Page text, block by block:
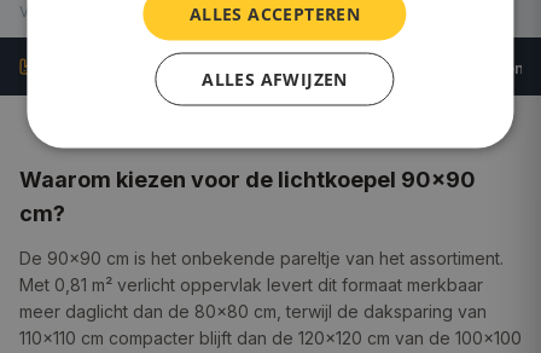
Verlicht oppervlak
0.81 m²
Direct van de fabrikant Gratis
Waarom kiezen voor de lichtkoepel 90×90
cm?
De 90×90 cm is het onbekende pareltje van het assortiment.
Met 0,81 m² verlicht oppervlak levert dit formaat merkbaar
meer daglicht dan de 80×80 cm, terwijl de daksparing van
110×110 cm compacter blijft dan de 120×120 cm van de 100×100
ALLES ACCEPTEREN
ALLES AFWIJZEN